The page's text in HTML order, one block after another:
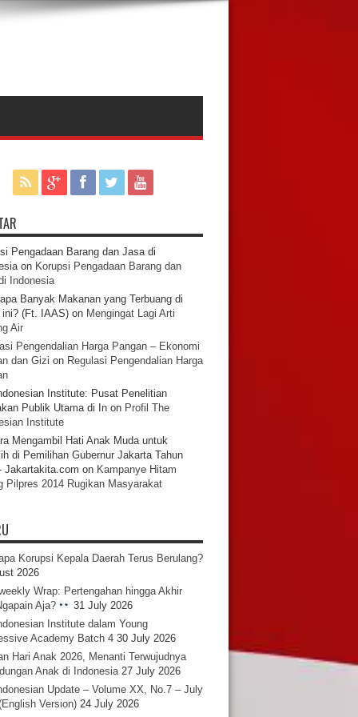
Pengadaan Barang dan Jasa di
on Korupsi Pengadaan Barang dan
Indonesia
Banyak Makanan yang Terbuang di
ini? (Ft. IAAS)on Mengingat Lagi Arti
Air
Pengendalian Harga Pangan – Ekonomi
dan Gizi on Regulasi Pengendalian Harga
Institute: Pusat Penelitian
Publik Utama di Inon Profil The
Institute
Mengambil Hati Anak Muda untuk
di Pemilihan Gubernur Jakarta Tahun
Jakartakita.com on Kampanye Hitam
Pilpres 2014 Rugikan Masyarakat
Korupsi Kepala Daerah Terus Berulang?
2026
Wrap: Pertengahan hingga Akhir
Aja?
31 July 2026
Institute dalam Young
Academy Batch 4 30 July 2026
Hari Anak 2026, Menanti Terwujudnya
Anak di Indonesia 27 July 2026
Update – Volume XX, No.7 – July
Version) 24 July 2026